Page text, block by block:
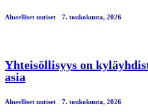
Alueelliset uutiset 7. toukokuuta, 2026
Yhteisöllisyys on
asia
Alueelliset uutiset 7. toukokuuta, 2026